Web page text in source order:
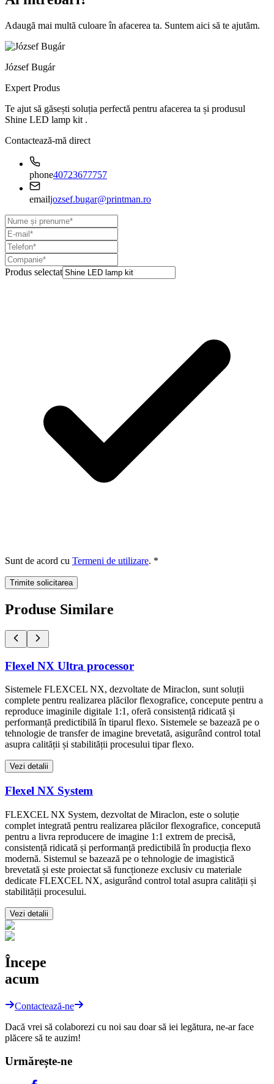
Adaugă mai multă culoare în afacerea ta. Suntem aici să te ajutăm.
József Bugár
Expert Produs
Te ajut să găsești soluția perfectă pentru afacerea ta și produsul
Shine LED lamp kit .
Contactează-mă direct
phone40723677757
emailjozsef.bugar@printman.ro
Produs selectat
Sunt de acord cu Termeni de utilizare. *
Trimite solicitarea
Produse Similare
Flexel NX Ultra processor
Sistemele FLEXCEL NX, dezvoltate de Miraclon, sunt soluții
complete pentru realizarea plăcilor flexografice, concepute pentru a
reproduce imaginile digitale 1:1, oferă consistență ridicată și
performanță predictibilă în tiparul flexo. Sistemele se bazează pe o
tehnologie de transfer de imagine brevetată, asigurând control total
asupra calității și stabilității procesului tipar flexo.
Vezi detalii
Flexel NX System
FLEXCEL NX System, dezvoltat de Miraclon, este o soluție
complet integrată pentru realizarea plăcilor flexografice, concepută
pentru a livra reproducere de imagine 1:1 extrem de precisă,
consistență ridicată și performanță predictibilă în producția flexo
modernă. Sistemul se bazează pe o tehnologie de imagistică
brevetată și este proiectat să funcționeze exclusiv cu materiale
dedicate FLEXCEL NX, asigurând control total asupra calității și
stabilității procesului.
Vezi detalii
Începe
acum
Contactează-ne
Dacă vrei să colaborezi cu noi sau doar să iei legătura, ne-ar face
plăcere să te auzim!
Urmărește-ne